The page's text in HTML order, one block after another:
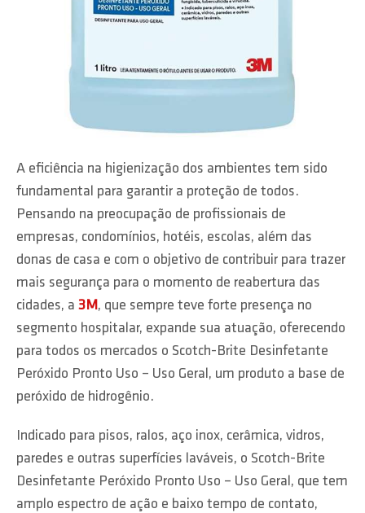
A eficiência na higienização dos ambientes tem sido
fundamental para garantir a proteção de todos.
Pensando na preocupação de profissionais de
empresas, condomínios, hotéis, escolas, além das
donas de casa e com o objetivo de contribuir para trazer
mais segurança para o momento de reabertura das
cidades, a 3M, que sempre teve forte presença no
segmento hospitalar, expande sua atuação, oferecendo
para todos os mercados o Scotch-Brite Desinfetante
Peróxido Pronto Uso – Uso Geral, um produto a base de
peróxido de hidrogênio.
Indicado para pisos, ralos, aço inox, cerâmica, vidros,
paredes e outras superfícies laváveis, o Scotch-Brite
Desinfetante Peróxido Pronto Uso – Uso Geral, que tem
amplo espectro de ação e baixo tempo de contato,